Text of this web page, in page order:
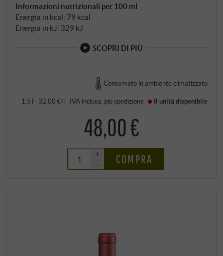
Informazioni nutrizionali per 100 ml
Energia in kcal: 79 kcal
Energia in kJ: 329 kJ
SCOPRI DI PIÙ
Conservato in ambiente climatizzato
1,5 l · 32,00 €/l · IVA inclusa , piùspedizione 8 unità disponibile
48,00 €
+
–
COMPRA